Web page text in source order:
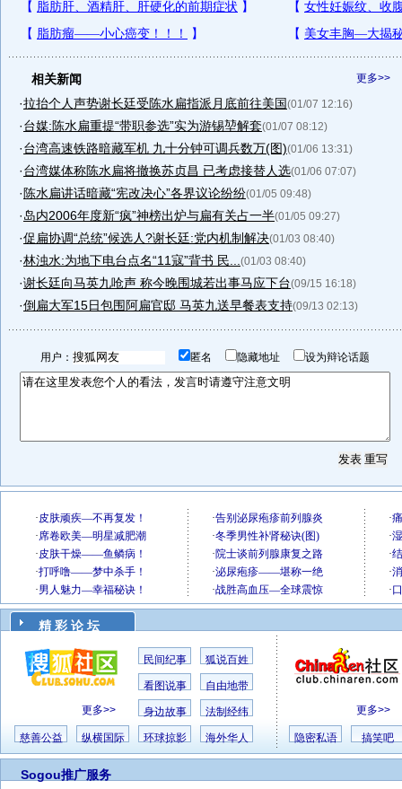
更多>>
相关新闻
·拉抬个人声势谢长廷受陈水扁指派月底前往美国(01/07 12:16)
·台媒:陈水扁重提“带职参选”实为游锡堃解套(01/07 08:12)
·台湾高速铁路暗藏军机 九十分钟可调兵数万(图)(01/06 13:31)
·台湾媒体称陈水扁将撤换苏贞昌 已考虑接替人选(01/06 07:07)
· 陈水扁讲话暗藏“宪改决心”各界议论纷纷(01/05 09:48)
·岛内2006年度新“疯”神榜出炉与扁有关占一半(01/05 09:27)
·促扁协调“总统”候选人?谢长廷:党内机制解决(01/03 08:40)
·林浊水:为地下电台点名“11寇”背书 民... (01/03 08:40)
·谢长廷向马英九呛声 称今晚围城若出事马应下台(09/15 16:18)
·倒扁大军15日包围阿扁官邸 马英九送早餐表支持(09/13 02:13)
用户： 匿名 隐藏地址 设为辩论话题
精 彩 论 坛
更多>>
民间纪事 狐说百姓
看图说事 自由地带
身边故事 法制经纬
慈善公益 纵横国际 环球掠影 海外华人
更多>>
隐密私语 搞笑吧
Sogou推广服务